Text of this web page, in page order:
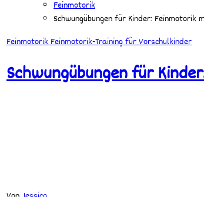
Feinmotorik
Schwungübungen für Kinder: Feinmotorik
FeinmotorikFeinmotorik-Training für Vorschulkinder
Schwungübungen für